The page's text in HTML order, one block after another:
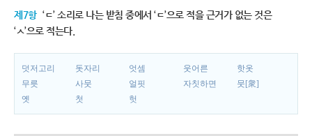
제7항 ‘ㄷ’ 소리로 나는 받침 중에서 ‘ㄷ’으로 적을 근거가 없는 것은
‘ㅅ’으로 적는다.
덧저고리 돗자리 엇셈 웃어른
핫옷
무릇
사뭇 얼핏 자칫하면
뭇[衆]
옛
첫 헛